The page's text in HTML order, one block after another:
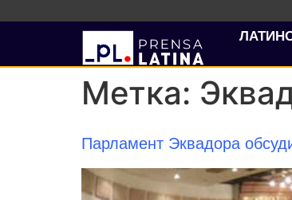
Метка:
Парламент Эквадора